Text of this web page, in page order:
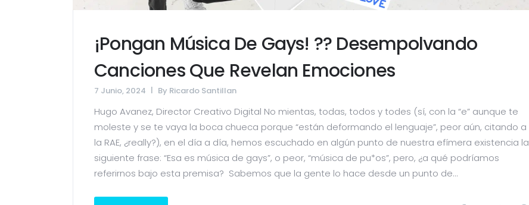
¡Pongan Música De Gays! ?? Desempolvando
Canciones Que Revelan Emociones
7 Junio, 2024 By Ricardo Santillan
Hugo Avanez, Director Creativo Digital No mientas, todas, todos y todes (sí, con la “e” aunque te
moleste y se te vaya la boca chueca porque “están deformando el lenguaje”, peor aún, citando a
la RAE, ¿really?), en el día a día, hemos escuchado en algún punto de nuestra efímera existencia la
siguiente frase: “Esa es música de gays”, o peor, “música de pu*os”, pero, ¿a qué podríamos
referirnos bajo esta premisa? Sabemos que la gente lo hace desde un punto de...